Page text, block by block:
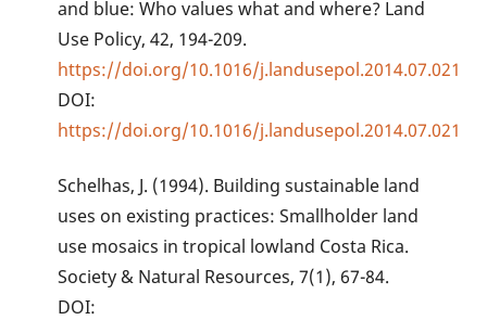
and blue: Who values what and where? Land
Use Policy, 42, 194-209.
https://doi.org/10.1016/j.landusepol.2014.07.021
DOI:
https://doi.org/10.1016/j.landusepol.2014.07.021
Schelhas, J. (1994). Building sustainable land
uses on existing practices: Smallholder land
use mosaics in tropical lowland Costa Rica.
Society & Natural Resources, 7(1), 67-84.
DOI: